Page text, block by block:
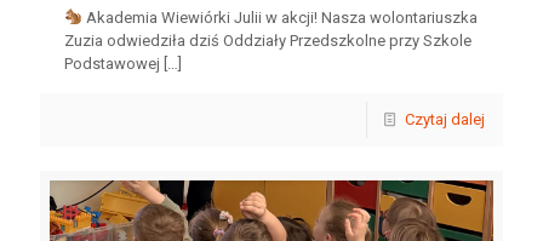
Akademia Wiewiórki Julii w akcji! Nasza wolontariuszka
Zuzia odwiedziła dziś Oddziały Przedszkolne przy Szkole
Podstawowej […]
Czytaj dalej